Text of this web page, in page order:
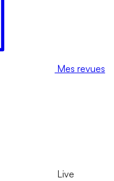
Mes revues
Live